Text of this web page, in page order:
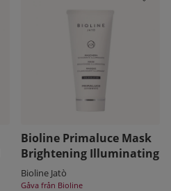
Bioline Primaluce Mask
Brightening Illuminating
Bioline Jatò
Gåva från Bioline